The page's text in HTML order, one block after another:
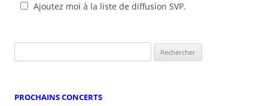
Ajoutez moi à la liste de diffusion SVP.
PROCHAINS CONCERTS